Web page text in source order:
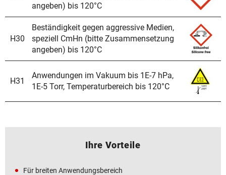
angeben) bis 120°C
H30
Beständigkeit gegen aggressive Medien,
speziell CmHn (bitte Zusammensetzung
angeben) bis 120°C
H31
Anwendungen im Vakuum bis 1E-7 hPa,
1E-5 Torr, Temperaturbereich bis 120°C
Ihre Vorteile
Für breiten Anwendungsbereich